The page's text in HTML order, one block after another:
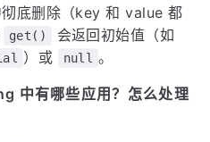
彻底删除（key 和 value 都
get()
会返回初始值（如
）或 null 。
中有哪些应用？怎么处理